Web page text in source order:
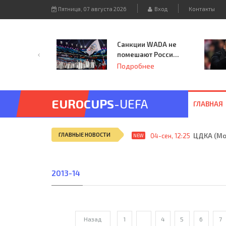
Пятница, 07 августа 2026 Вход Контакты
Санкции WADA не
помешают России
принять
Подробнее
EUROCUPS-UEFA ГЛАВНАЯ
ГЛАВНЫЕ НОВОСТИ NEW 04-сен, 12:25 ЦДКА
2013-14
Назад 1 4 5 6 7